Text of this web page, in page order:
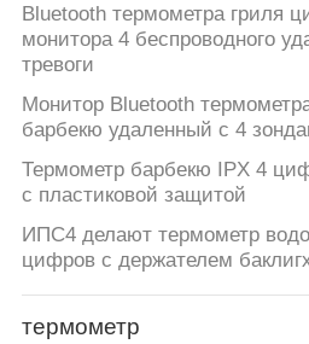
Bluetooth термометра гриля
монитора 4 беспроводного
тревоги
Монитор Bluetooth
барбекю удаленный с 4
Термометр барбекю IPX 4
с пластиковой защитой
ИПС4 делают термометр
цифров с держателем
термометр